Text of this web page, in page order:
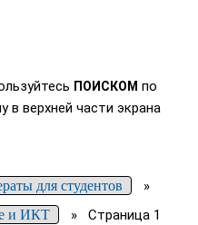
ПОИСКОМ по
верхней части экрана
для студентов »
и ИКТ » Страница 1